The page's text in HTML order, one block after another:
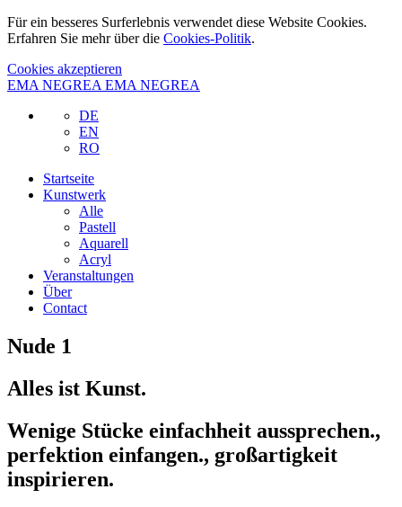
Für ein besseres Surferlebnis verwendet diese Website Cookies.
Erfahren Sie mehr über die Cookies-Politik.
Cookies akzeptieren
EMA NEGREA EMA NEGREA
DE
EN
RO
Startseite
Kunstwerk
Alle
Pastell
Aquarell
Acryl
Veranstaltungen
Über
Contact
Nude 1
Alles ist Kunst.
Wenige Stücke einfachheit aussprechen.,
perfektion einfangen., großartigkeit
inspirieren.